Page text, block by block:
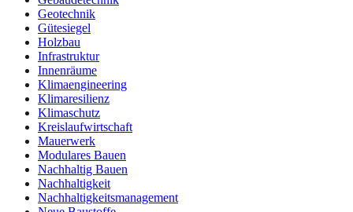
Geotechnik
Gütesiegel
Holzbau
Infrastruktur
Innenräume
Klimaengineering
Klimaresilienz
Klimaschutz
Kreislaufwirtschaft
Mauerwerk
Modulares Bauen
Nachhaltig Bauen
Nachhaltigkeit
Nachhaltigkeitsmanagement